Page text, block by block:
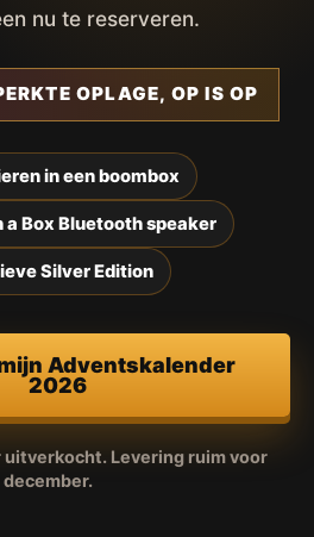
nu te reserveren.
OPLAGE, OP IS OP
in een boombox
a Box Bluetooth speaker
Silver Edition
Adventskalender
2026
uitverkocht. Levering ruim voor
december.